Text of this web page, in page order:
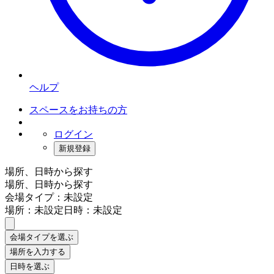
ヘルプ
スペースをお持ちの方
ログイン
新規登録
場所、日時から探す
場所、日時から探す
会場タイプ：未設定
場所：未設定日時：未設定
会場タイプを選ぶ
場所を入力する
日時を選ぶ